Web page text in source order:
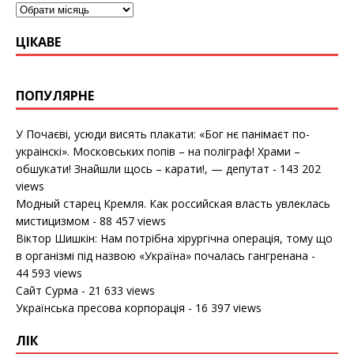
ЦІКАВЕ
ПОПУЛЯРНЕ
У Почаєві, усюди висять плакати: «Бог нє панімаєт по-
украінскі». Московських попів – на поліграф! Храми –
обшукати! Знайшли щось – карати!, — депутат - 143 202
views
Модный старец Кремля. Как российская власть увлеклась
мистицизмом - 88 457 views
Віктор Шишкін: Нам потрібна хірургічна операція, тому що
в організмі під назвою «Україна» почалась гангренана -
44 593 views
Сайт Сурма - 21 633 views
Українська пресова корпорація - 16 397 views
ЛІК